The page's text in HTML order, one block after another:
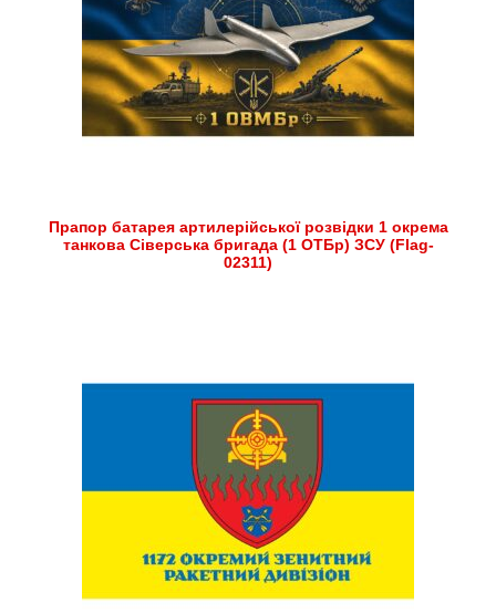
Прапор батарея артилерійської розвідки 1 окрема
танкова Сіверська бригада (1 ОТБр) ЗСУ (Flag-
02311)